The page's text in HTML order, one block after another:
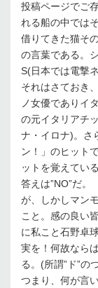
投稿ページでご
れる船の中では
借りてきた猫そ
の言葉である。
S(日本では電撃
それはさておき
ノ女優でありイ
の元イタリアチ
ナ・イロナ)。さ
ン！」のヒット
ットを覚えてい
答えは”NO”だ。
が、しかしマン
こと。感の良い
に私こと石野卓
実を！何故なら
る。(所謂”ド”の
つまり、何が言